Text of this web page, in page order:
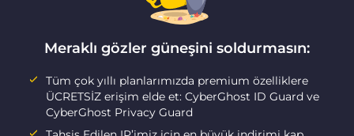
Meraklı gözler güneşini soldurmasın:
Tüm çok yıllı planlarımızda premium özelliklere
ÜCRETSİZ erişim elde et: CyberGhost ID Guard ve
CyberGhost Privacy Guard